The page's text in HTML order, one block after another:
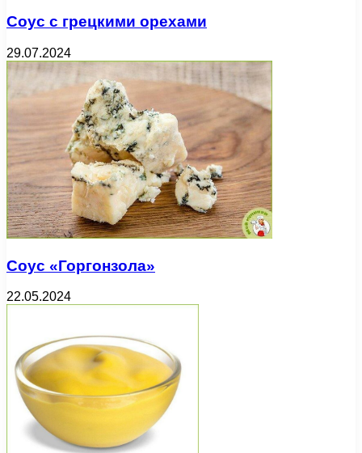
Соус с грецкими орехами
29.07.2024
Соус «Горгонзола»
22.05.2024